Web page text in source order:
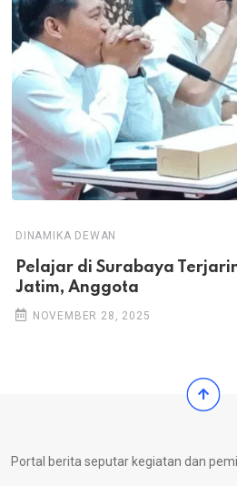
DINAMIKA DEWAN
Pelajar di Surabaya
Jatim, Anggota
NOVEMBER 28, 2025
Portal berita seputar kegiatan dan